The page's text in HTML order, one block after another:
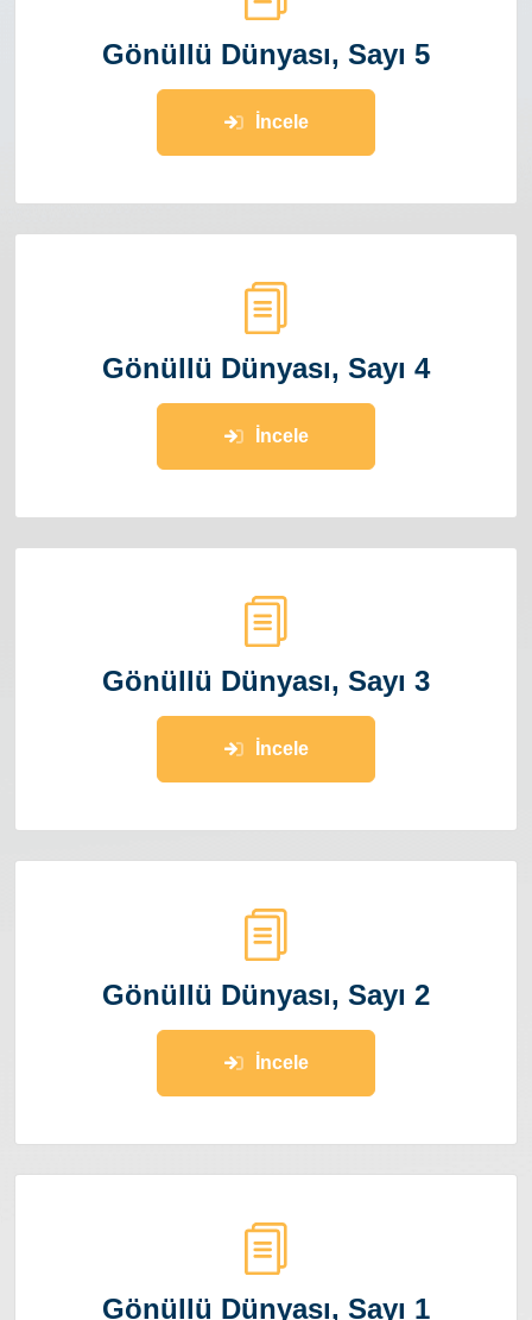
Gönüllü Dünyası, Sayı 5
İncele
Gönüllü Dünyası, Sayı 4
İncele
Gönüllü Dünyası, Sayı 3
İncele
Gönüllü Dünyası, Sayı 2
İncele
Gönüllü Dünyası, Sayı 1